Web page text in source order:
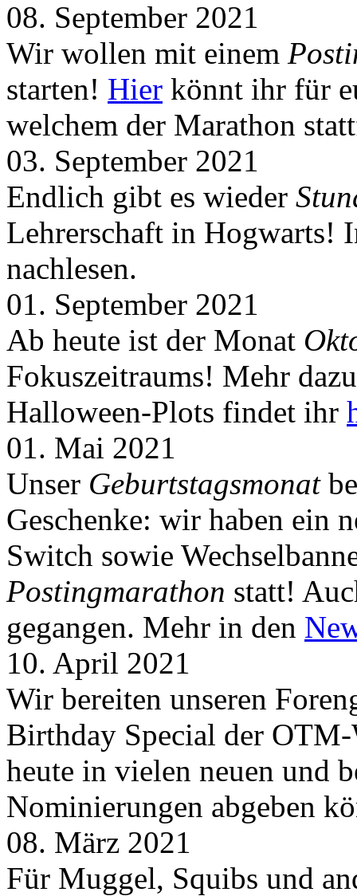
08. September 2021
Wir wollen mit einem
starten! Hier könnt ihr für
welchem der Marathon
03. September 2021
Endlich gibt es wieder
Lehrerschaft in Hogwarts!
nachlesen.
01. September 2021
Ab heute ist der Monat
Fokuszeitraums! Mehr
Halloween-Plots findet ihr
01. Mai 2021
Unser Geburtstagsmonat
Geschenke: wir haben ein
Switch sowie
Postingmarathon statt!
gegangen. Mehr in den
10. April 2021
Wir bereiten unseren
Birthday Special der
heute in vielen neuen und
Nominierungen abgeben
08. März 2021
Für Muggel, Squibs und